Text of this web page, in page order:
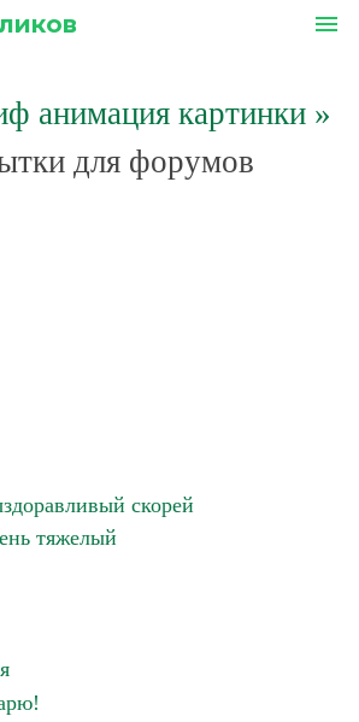
menu
анимация картинки»
для форумов
скорей
тяжелый